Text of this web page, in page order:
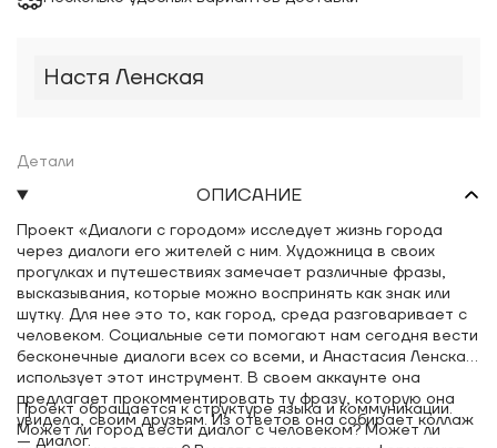
Настя Ленская
Детали
ОПИСАНИЕ
Проект «Диалоги с городом» исследует жизнь города
через диалоги его жителей с ним. Художница в своих
прогулках и путешествиях замечает различные фразы,
высказывания, которые можно воспринять как знак или
шутку. Для нее это то, как город, среда разговаривает с
человеком. Социальные сети помогают нам сегодня вести
бесконечные диалоги всех со всеми, и Анастасия Ленская
использует этот инструмент. В своем аккаунте она
предлагает прокомментировать ту фразу, которую она
увидела, своим друзьям. Из ответов она собирает коллаж
— диалог.
Проект обращается к структуре языка и коммуникации.
Может ли город вести диалог с человеком? Может ли